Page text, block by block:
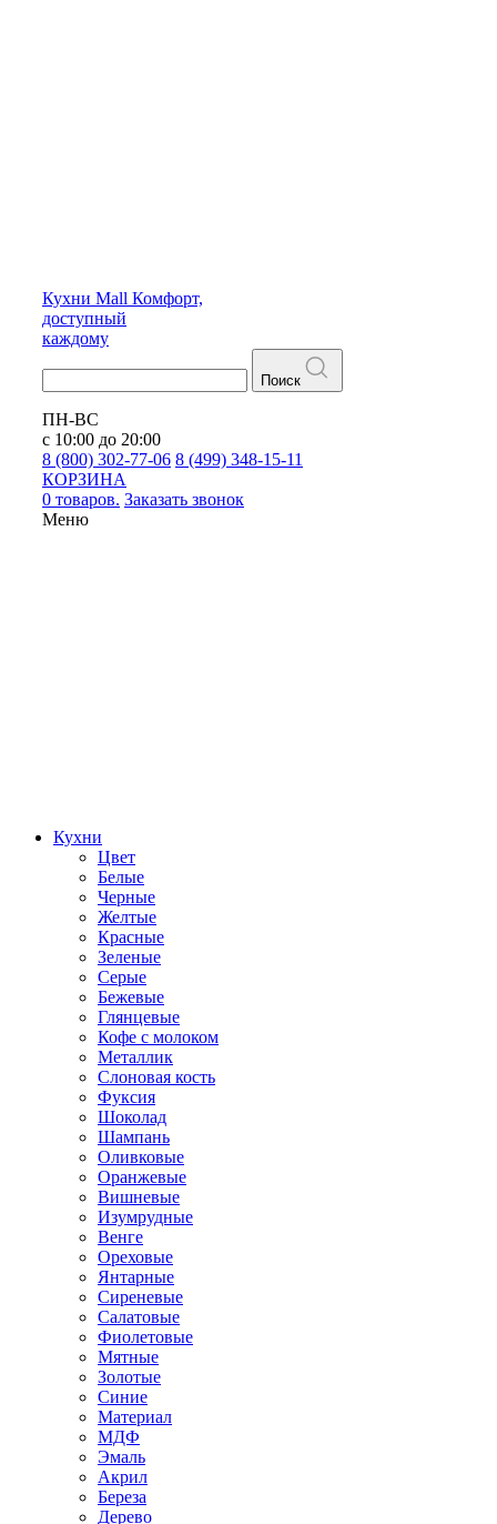
Кухни Mall Комфорт,
доступный
каждому
Поиск
ПН-ВС
с 10:00 до 20:00
8 (800) 302-77-06 8 (499) 348-15-11
КОРЗИНА
0 товаров. Заказать звонок
Меню
Кухни
Цвет
Белые
Черные
Желтые
Красные
Зеленые
Серые
Бежевые
Глянцевые
Кофе с молоком
Металлик
Слоновая кость
Фуксия
Шоколад
Шампань
Оливковые
Оранжевые
Вишневые
Изумрудные
Венге
Ореховые
Янтарные
Сиреневые
Салатовые
Фиолетовые
Мятные
Золотые
Синие
Материал
МДФ
Эмаль
Акрил
Береза
Дерево